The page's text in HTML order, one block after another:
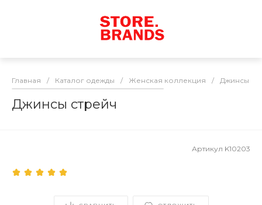
Главная / Каталог одежды / Женская коллекция / Джинсы /
Джинсы стрейч
Артикул K10203